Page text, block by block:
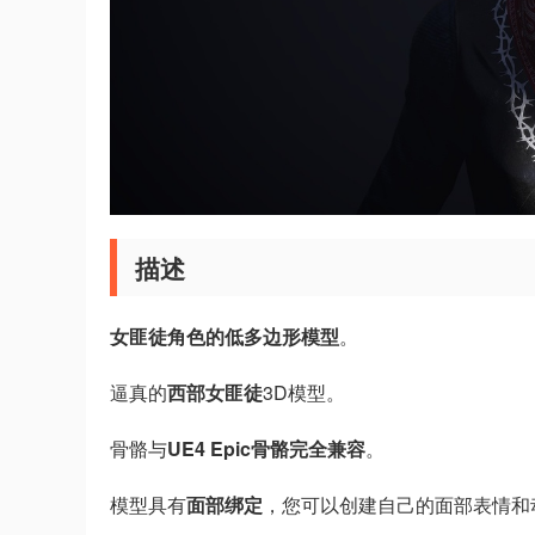
描述
女匪徒角色的低多边形模型。
逼真的西部女匪徒3D模型。
骨骼与UE4 Epic骨骼完全兼容。
模型具有面部绑定 ，您可以创建自己的面部表情